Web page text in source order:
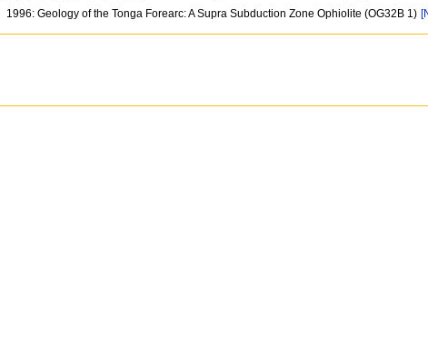
1996: Geology of the Tonga Forearc: A Supra Subduction Zone Ophiolite (OG32B 1)